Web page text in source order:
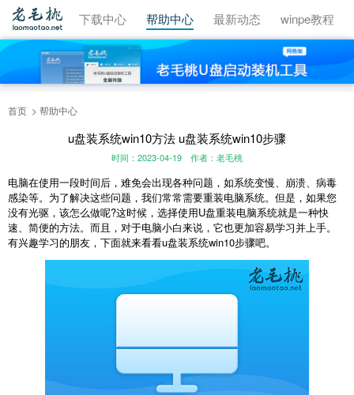
视频教程 下载中心 帮助中心 最新动态 winpe教程
首页 帮助中心
u盘装系统win10方法 u盘装系统win10步骤
时间：2023-04-19 作者：老毛桃
电脑在使用一段时间后，难免会出现各种问题，如系统变慢、崩溃、病毒
感染等。为了解决这些问题，我们常常需要重装电脑系统。但是，如果您
没有光驱，该怎么做呢?这时候，选择使用U盘重装电脑系统就是一种快
速、简便的方法。而且，对于电脑小白来说，它也更加容易学习并上手。
有兴趣学习的朋友，下面就来看看u盘装系统win10步骤吧。